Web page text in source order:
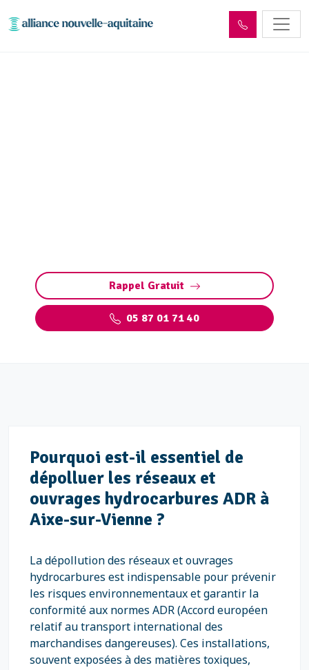
Rappel Gratuit
05 87 01 71 40
Pourquoi est-il essentiel de
dépolluer les réseaux et
ouvrages hydrocarbures ADR à
Aixe-sur-Vienne ?
La dépollution des réseaux et ouvrages
hydrocarbures est indispensable pour prévenir
les risques environnementaux et garantir la
conformité aux normes ADR (Accord européen
relatif au transport international des
marchandises dangereuses). Ces installations,
souvent exposées à des matières toxiques,